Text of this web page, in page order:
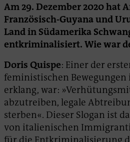
Am 29. Dezember 2020 hat
Französisch-Guyana und
Land in Südamerika
entkriminalisiert. Wie war
Doris Quispe: Einer der
feministischen
erklang, war:
abzutreiben, legale
sterben«. Dieser Slogan ist
von italienischen